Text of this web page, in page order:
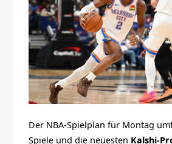
Der NBA-Spielplan für Montag
Spiele und die neuesten Kalshi-